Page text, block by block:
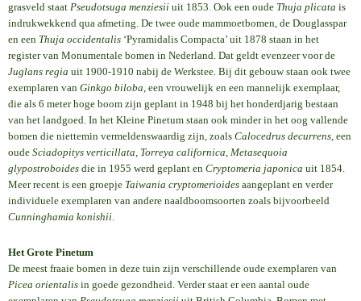
grasveld staat Pseudotsuga menziesii uit 1853. Ook een oude Thuja plicata is
indrukwekkend qua afmeting. De twee oude mammoetbomen, de Douglasspar
en een Thuja occidentalis ‘Pyramidalis Compacta’ uit 1878 staan in het
register van Monumentale bomen in Nederland. Dat geldt evenzeer voor de
Juglans regia uit 1900-1910 nabij de Werkstee. Bij dit gebouw staan ook twee
exemplaren van Ginkgo biloba, een vrouwelijk en een mannelijk exemplaar,
die als 6 meter hoge boom zijn geplant in 1948 bij het honderdjarig bestaan
van het landgoed. In het Kleine Pinetum staan ook minder in het oog vallende
bomen die niettemin vermeldenswaardig zijn, zoals Calocedrus decurrens, een
oude Sciadopitys verticillata, Torreya californica, Metasequoia
glypostroboides die in 1955 werd geplant en Cryptomeria japonica uit 1854.
Meer recent is een groepje Taiwania cryptomerioides aangeplant en verder
individuele exemplaren van andere naaldboomsoorten zoals bijvoorbeeld
Cunninghamia konishii.
Het Grote Pinetum
De meest fraaie bomen in deze tuin zijn verschillende oude exemplaren van
Picea orientalis in goede gezondheid. Verder staat er een aantal oude